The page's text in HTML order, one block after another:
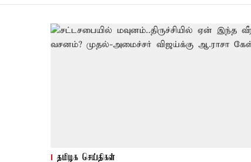
தமிழக செய்திகள்